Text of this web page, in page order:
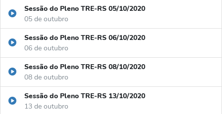
Sessão do Pleno TRE-RS 05/10/2020
05 de outubro
Sessão do Pleno TRE-RS 06/10/2020
06 de outubro
Sessão do Pleno TRE-RS 08/10/2020
08 de outubro
Sessão do Pleno TRE-RS 13/10/2020
13 de outubro